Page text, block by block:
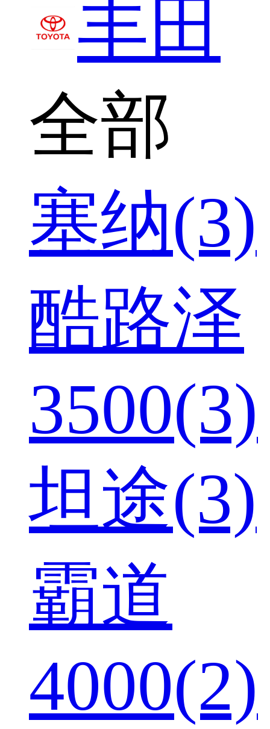
丰田
全部
塞纳(3)
酷路泽
3500(3)
坦途(3)
霸道
4000(2)